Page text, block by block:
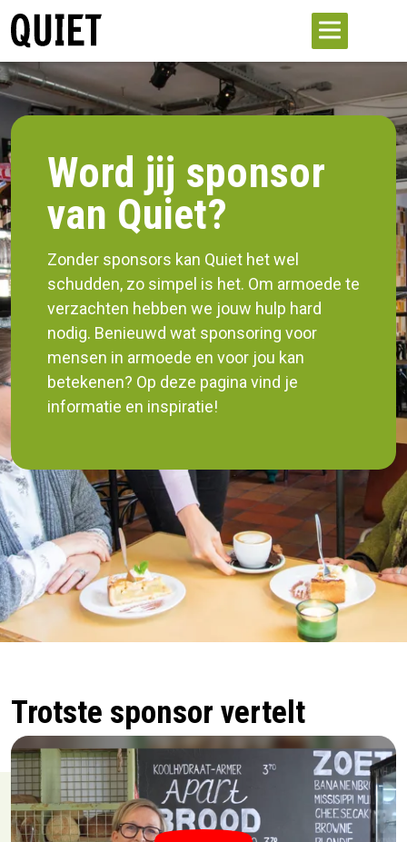
Word jij sponsor
van Quiet?
Zonder sponsors kan Quiet het wel
schudden, zo simpel is het. Om armoede te
verzachten hebben we jouw hulp hard
nodig. Benieuwd wat sponsoring voor
mensen in armoede en voor jou kan
betekenen? Op deze pagina vind je
informatie en inspiratie!
Trotste sponsor vertelt